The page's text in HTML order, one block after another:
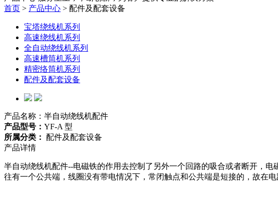
首页 > 产品中心 > 配件及配套设备
宝塔绕线机系列
高速绕线机系列
全自动绕线机系列
高速槽筒机系列
精密络筒机系列
配件及配套设备
产品名称：半自动绕线机配件
产品型号： YF-A 型
所属分类： 配件及配套设备
产品详情
半自动绕线机配件--电磁铁的作用去控制了另外一个回路的吸合或者断开，
往有一个公共端，线圈没有带电情况下，常闭触点和公共端是短接的，故在